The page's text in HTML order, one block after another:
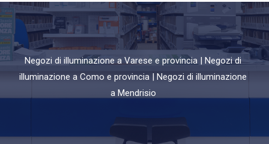
Negozi di illuminazione a Varese e provincia | Negozi di
illuminazione a Como e provincia | Negozi di illuminazione
a Mendrisio